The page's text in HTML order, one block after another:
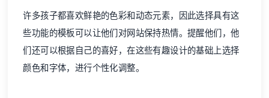
许多孩子都喜欢鲜艳的色彩和动态元素，因此选择具有这
些功能的模板可以让他们对网站保持热情。提醒他们，他
们还可以根据自己的喜好，在这些有趣设计的基础上选择
颜色和字体，进行个性化调整。